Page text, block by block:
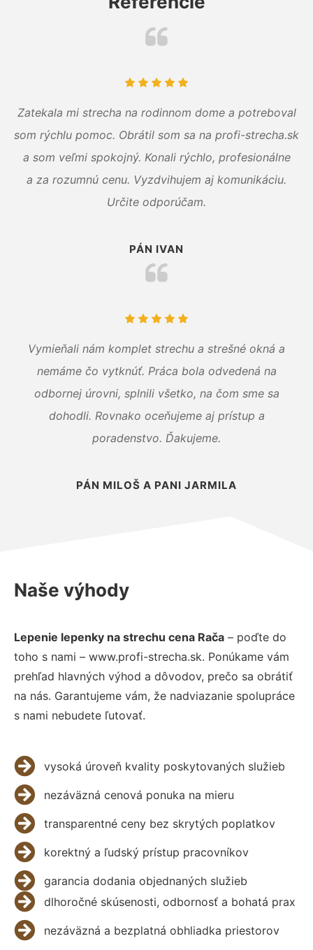
Zatekala mi strecha na rodinnom dome a potreboval
som rýchlu pomoc. Obrátil som sa na profi-strecha.sk
a som veľmi spokojný. Konali rýchlo, profesionálne
a za rozumnú cenu. Vyzdvihujem aj komunikáciu.
Určite odporúčam.
PÁN IVAN
Vymieňali nám komplet strechu a strešné okná a
nemáme čo vytknúť. Práca bola odvedená na
odbornej úrovni, splnili všetko, na čom sme sa
dohodli. Rovnako oceňujeme aj prístup a
poradenstvo. Ďakujeme.
PÁN MILOŠ A PANI JARMILA
Naše výhody
Lepenie lepenky na strechu cena Rača – poďte do
toho s nami – www.profi-strecha.sk. Ponúkame vám
prehľad hlavných výhod a dôvodov, prečo sa obrátiť
na nás. Garantujeme vám, že nadviazanie spolupráce
s nami nebudete ľutovať.
vysoká úroveň kvality poskytovaných služieb
nezáväzná cenová ponuka na mieru
transparentné ceny bez skrytých poplatkov
korektný a ľudský prístup pracovníkov
garancia dodania objednaných služieb
dlhoročné skúsenosti, odbornosť a bohatá prax
nezáväzná a bezplatná obhliadka priestorov